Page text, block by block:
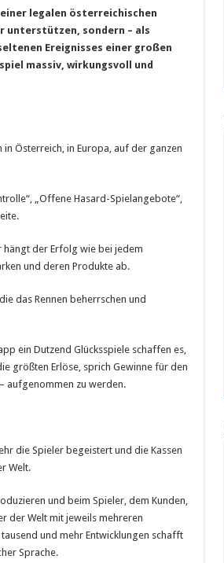
legalen österreichischen
unterstützen, sondern – als
Ereignisses einer großen
massiv, wirkungsvoll und
Österreich, in Europa, auf der ganzen
„Offene Hasard-Spielangebote“,
hängt der Erfolg wie bei jedem
und deren Produkte ab.
das Rennen beherrschen und
ein Dutzend Glücksspiele schaffen es,
größten Erlöse, sprich Gewinne für den
aufgenommen zu werden.
die Spieler begeistert und die Kassen
Welt.
und beim Spieler, dem Kunden,
der Welt mit jeweils mehreren
und mehr Entwicklungen schafft
Sprache.